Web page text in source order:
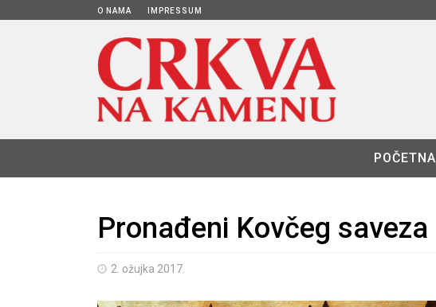
O NAMA IMPRESSUM
POČETNA
Pronađeni Kovčeg saveza
2. ožujka 2017.